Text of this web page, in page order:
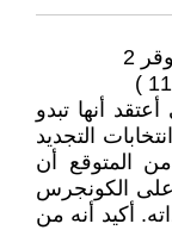
أنها تبدو
التجديد
المتوقع أن
على الكونجرس
أكيد أنه من